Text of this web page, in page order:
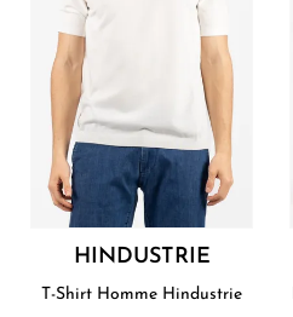
HINDUSTRIE
T-Shirt Homme Hindustrie